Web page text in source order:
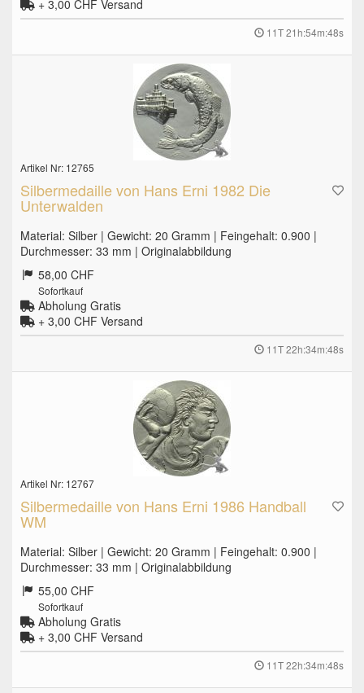
+ 3,00 CHF Versand
11T 21h:54m:47s
Artikel Nr: 12765
Silbermedaille von Hans Erni 1982 Die
Unterwalden
Material: Silber | Gewicht: 20 Gramm | Feingehalt: 0.900 |
Durchmesser: 33 mm | Originalabbildung
58,00 CHF
Sofortkauf
Abholung Gratis
+ 3,00 CHF Versand
11T 22h:34m:47s
Artikel Nr: 12767
Silbermedaille von Hans Erni 1986 Handball
WM
Material: Silber | Gewicht: 20 Gramm | Feingehalt: 0.900 |
Durchmesser: 33 mm | Originalabbildung
55,00 CHF
Sofortkauf
Abholung Gratis
+ 3,00 CHF Versand
11T 22h:34m:47s